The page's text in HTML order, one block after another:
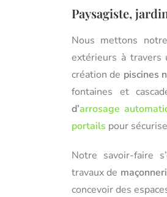
Paysagiste,
Nous mettons
extérieurs à travers
création de piscines
fontaines et
d’arrosage
portails pour
Notre savoir-faire
travaux de
concevoir des